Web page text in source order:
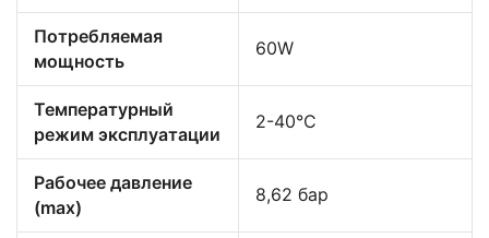
Потребляемая
мощность
60W
Температурный
режим эксплуатации
2-40°C
Рабочее давление
(max)
8,62 бар